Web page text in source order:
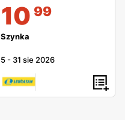
10 99
Szynka
5 - 31 sie 2026